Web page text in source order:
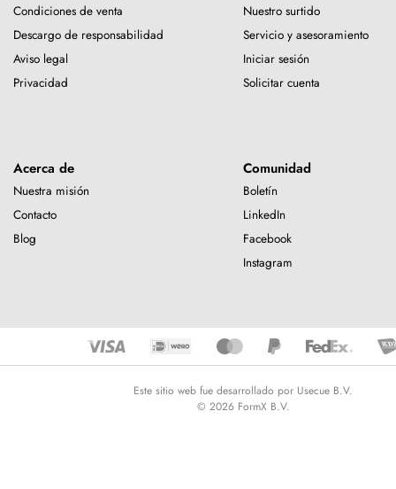
Condiciones de venta
Descargo de responsabilidad
Aviso legal
Privacidad
Nuestro surtido
Servicio y asesoramiento
Iniciar sesión
Solicitar cuenta
Acerca de
Nuestra misión
Contacto
Blog
Comunidad
Boletín
LinkedIn
Facebook
Instagram
Este sitio web fue desarrollado por Usecue B.V.
© 2026 FormX B.V.